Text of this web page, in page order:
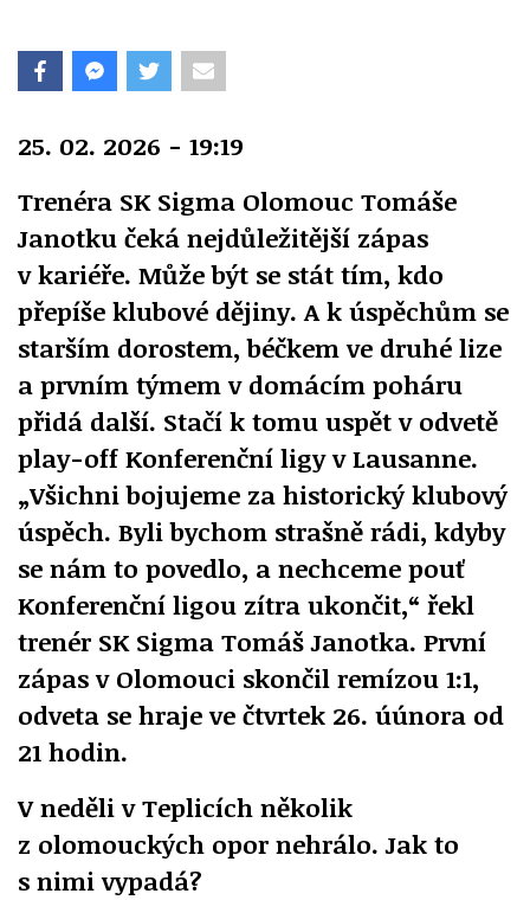
25. 02. 2026 - 19:19
Trenéra SK Sigma Olomouc Tomáše
Janotku čeká nejdůležitější zápas
v kariéře. Může být se stát tím, kdo
přepíše klubové dějiny. A k úspěchům se
starším dorostem, béčkem ve druhé lize
a prvním týmem v domácím poháru
přidá další. Stačí k tomu uspět v odvetě
play-off Konferenční ligy v Lausanne.
„Všichni bojujeme za historický klubový
úspěch. Byli bychom strašně rádi, kdyby
se nám to povedlo, a nechceme pouť
Konferenční ligou zítra ukončit,“ řekl
trenér SK Sigma Tomáš Janotka. První
zápas v Olomouci skončil remízou 1:1,
odveta se hraje ve čtvrtek 26. úúnora od
21 hodin.
V neděli v Teplicích několik
z olomouckých opor nehrálo. Jak to
s nimi vypadá?